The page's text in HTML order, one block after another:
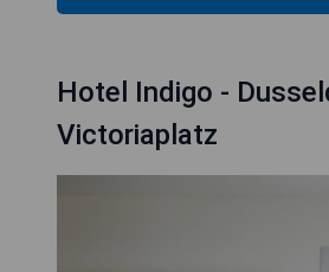
Hotel Indigo -
Victoriaplatz